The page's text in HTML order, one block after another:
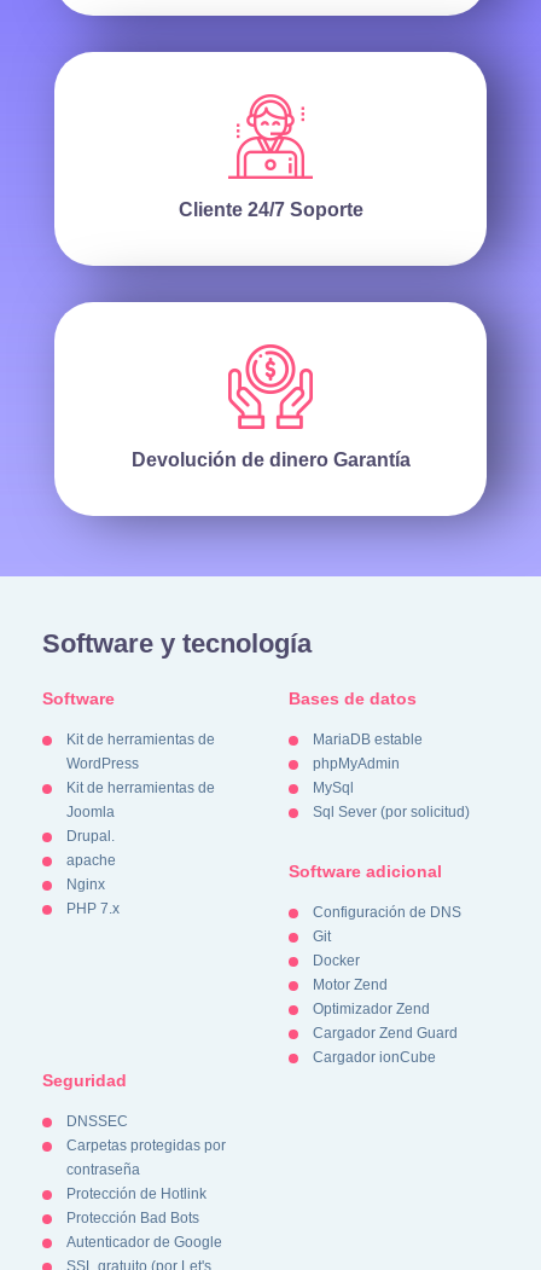
Cliente 24/7Soporte
Devolución de dineroGarantía
Software y tecnología
Software
Kit de herramientas de
WordPress
Kit de herramientas de
Joomla
Drupal.
apache
Nginx
PHP 7.x
Bases de datos
MariaDB estable
phpMyAdmin
MySql
Sql Sever (por solicitud)
Software adicional
Configuración de DNS
Git
Docker
Motor Zend
Optimizador Zend
Cargador Zend Guard
Cargador ionCube
Seguridad
DNSSEC
Carpetas protegidas por
contraseña
Protección de Hotlink
Protección Bad Bots
Autenticador de Google
SSL gratuito (por Let's